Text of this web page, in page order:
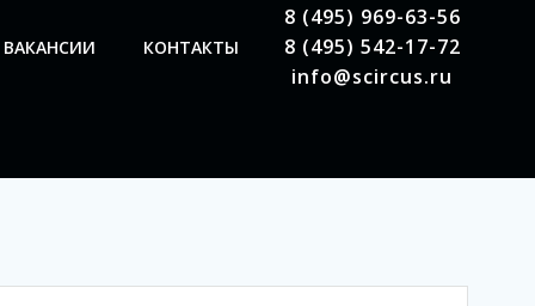
ВАКАНСИИ КОНТАКТЫ
8 (495) 969-63-56
8 (495) 542-17-72
info@scircus.ru